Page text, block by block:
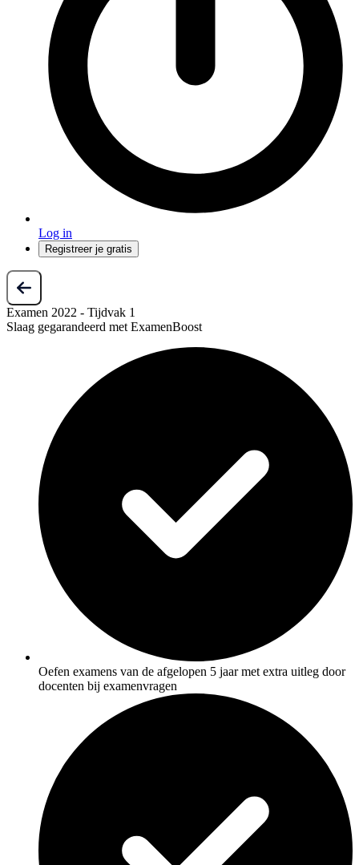
Log in
Registreer je gratis
Examen 2022 - Tijdvak 1
Slaag gegarandeerd met ExamenBoost
Oefen examens van de afgelopen 5 jaar met extra uitleg door
docenten bij examenvragen